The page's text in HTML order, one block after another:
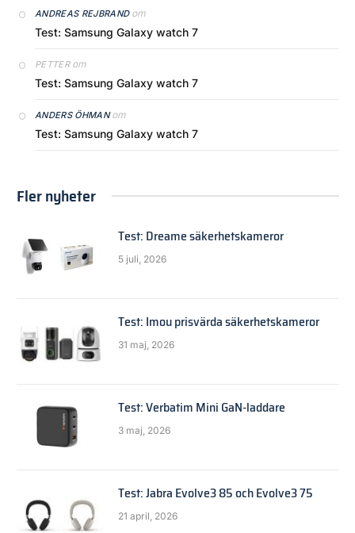
ANDREAS REJBRANDom
Test: Samsung Galaxy watch 7
PETTERom
Test: Samsung Galaxy watch 7
ANDERS ÖHMANom
Test: Samsung Galaxy watch 7
Fler nyheter
Test: Dreame säkerhetskameror
5 juli, 2026
Test: Imou prisvärda säkerhetskameror
31 maj, 2026
Test: Verbatim Mini GaN-laddare
3 maj, 2026
Test: Jabra Evolve3 85 och Evolve3 75
21 april, 2026